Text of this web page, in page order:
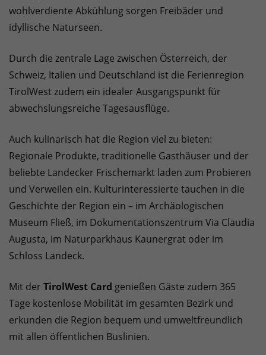
wohlverdiente Abkühlung sorgen Freibäder und
idyllische Naturseen.
Durch die zentrale Lage zwischen Österreich, der
Schweiz, Italien und Deutschland ist die Ferienregion
TirolWest zudem ein idealer Ausgangspunkt für
abwechslungsreiche Tagesausflüge.
Auch kulinarisch hat die Region viel zu bieten:
Regionale Produkte, traditionelle Gasthäuser und der
beliebte Landecker Frischemarkt laden zum Probieren
und Verweilen ein. Kulturinteressierte tauchen in die
Geschichte der Region ein – im Archäologischen
Museum Fließ, im Dokumentationszentrum Via Claudia
Augusta, im Naturparkhaus Kaunergrat oder im
Schloss Landeck.
Mit der TirolWest Card genießen Gäste zudem 365
Tage kostenlose Mobilität im gesamten Bezirk und
erkunden die Region bequem und umweltfreundlich
mit allen öffentlichen Buslinien.